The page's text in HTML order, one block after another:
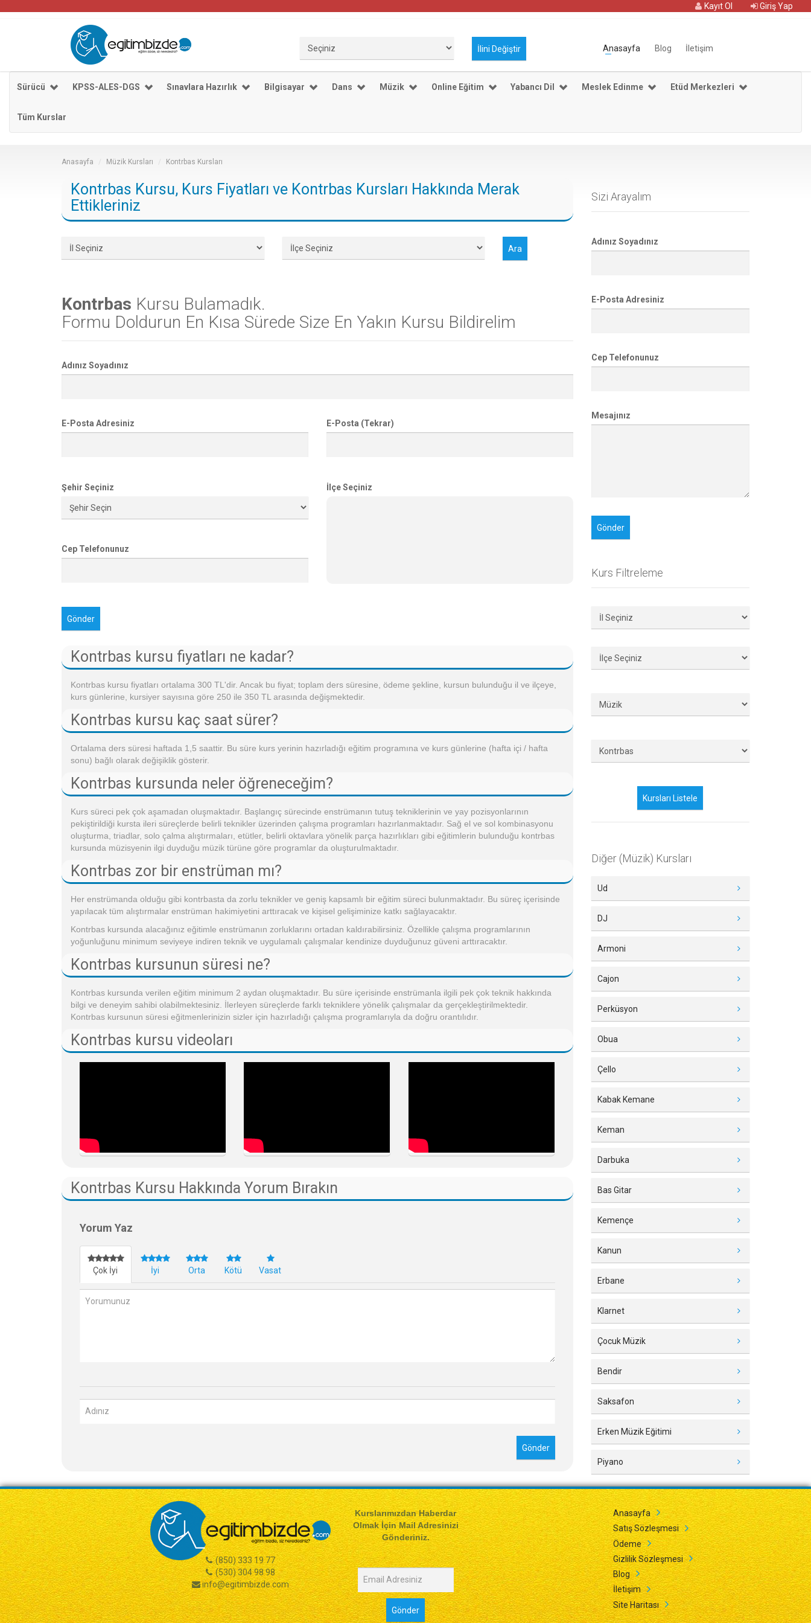
Giriş Yap
Kayıt Ol
Anasayfa Blog İletişim
Sürücü KPSS-ALES-DGS Sınavlara Hazırlık Bilgisayar Dans Müzik Online Eğitim Yabancı Dil Meslek Edinme Etüd Merkezleri
Tüm Kurslar
Anasayfa Müzik Kursları Kontrbas Kursları
Kontrbas Kursu, Kurs Fiyatları ve Kontrbas Kursları Hakkında Merak
Ettikleriniz
Kontrbas Kursu Bulamadık.
Formu Doldurun En Kısa Sürede Size En Yakın Kursu Bildirelim
Adınız Soyadınız
E-Posta Adresiniz E-Posta (Tekrar)
Şehir Seçiniz
Cep Telefonunuz
İlçe Seçiniz
Kontrbas kursu fiyatları ne kadar?
Kontrbas kursu fiyatları ortalama 300 TL'dir. Ancak bu fiyat; toplam ders süresine, ödeme şekline, kursun bulunduğu il ve ilçeye,
kurs günlerine, kursiyer sayısına göre 250 ile 350 TL arasında değişmektedir.
Kontrbas kursu kaç saat sürer?
Ortalama ders süresi haftada 1,5 saattir. Bu süre kurs yerinin hazırladığı eğitim programına ve kurs günlerine (hafta içi / hafta
sonu) bağlı olarak değişiklik gösterir.
Kontrbas kursunda neler öğreneceğim?
Kurs süreci pek çok aşamadan oluşmaktadır. Başlangıç sürecinde enstrümanın tutuş tekniklerinin ve yay pozisyonlarının
pekiştirildiği kursta ileri süreçlerde belirli teknikler üzerinden çalışma programları hazırlanmaktadır. Sağ el ve sol kombinasyonu
oluşturma, triadlar, solo çalma alıştırmaları, etütler, belirli oktavlara yönelik parça hazırlıkları gibi eğitimlerin bulunduğu kontrbas
kursunda müzisyenin ilgi duyduğu müzik türüne göre programlar da oluşturulmaktadır.
Kontrbas zor bir enstrüman mı?
Her enstrümanda olduğu gibi kontrbasta da zorlu teknikler ve geniş kapsamlı bir eğitim süreci bulunmaktadır. Bu süreç içerisinde
yapılacak tüm alıştırmalar enstrüman hakimiyetini arttıracak ve kişisel gelişiminize katkı sağlayacaktır.
Kontrbas kursunda alacağınız eğitimle enstrümanın zorluklarını ortadan kaldırabilirsiniz. Özellikle çalışma programlarının
yoğunluğunu minimum seviyeye indiren teknik ve uygulamalı çalışmalar kendinize duyduğunuz güveni arttıracaktır.
Kontrbas kursunun süresi ne?
Kontrbas kursunda verilen eğitim minimum 2 aydan oluşmaktadır. Bu süre içerisinde enstrümanla ilgili pek çok teknik hakkında
bilgi ve deneyim sahibi olabilmektesiniz. İlerleyen süreçlerde farklı tekniklere yönelik çalışmalar da gerçekleştirilmektedir.
Kontrbas kursunun süresi eğitmenlerinizin sizler için hazırladığı çalışma programlarıyla da doğru orantılıdır.
Kontrbas kursu videoları
Kontrbas Kursu Hakkında Yorum Bırakın
Yorum Yaz
Çok İyi İyi Orta Kötü Vasat
Sizi Arayalım
Adınız Soyadınız
E-Posta Adresiniz
Cep Telefonunuz
Mesajınız
Kurs Filtreleme
Diğer (Müzik) Kursları
Ud
DJ
Armoni
Cajon
Perküsyon
Obua
Çello
Kabak Kemane
Keman
Darbuka
Bas Gitar
Kemençe
Kanun
Erbane
Klarnet
Çocuk Müzik
Bendir
Saksafon
Erken Müzik Eğitimi
Piyano
(850) 333 19 77
(530) 304 98 98
info@egitimbizde.com
Kurslarımızdan Haberdar
Olmak İçin Mail Adresinizi
Gönderiniz.
Anasayfa
Satış Sözleşmesi
Ödeme
Gizlilik Sözleşmesi
Blog
İletişim
Site Haritası